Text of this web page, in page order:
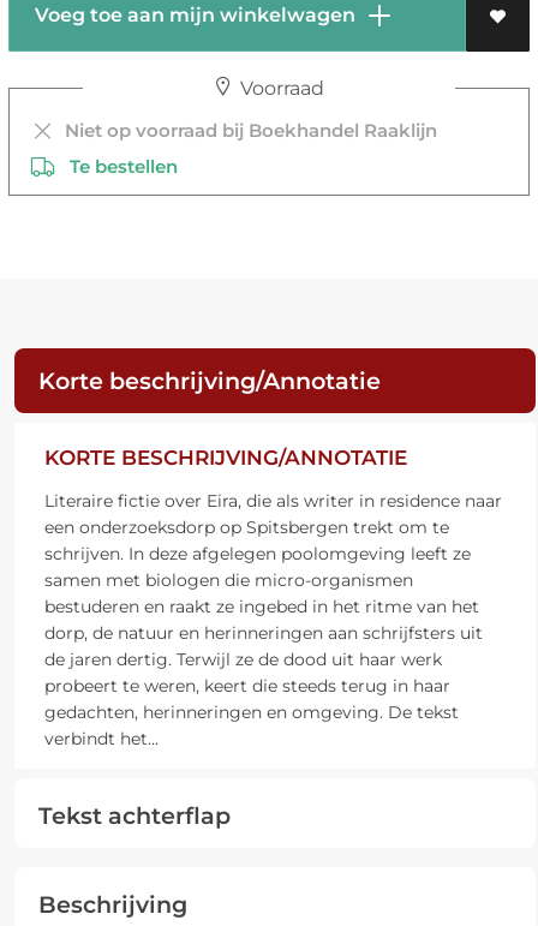
Voeg toe aan mijn winkelwagen
Voorraad
Niet op voorraad bij Boekhandel Raaklijn
Te bestellen
Korte beschrijving/Annotatie
KORTE BESCHRIJVING/ANNOTATIE
Literaire fictie over Eira, die als writer in residence naar
een onderzoeksdorp op Spitsbergen trekt om te
schrijven. In deze afgelegen poolomgeving leeft ze
samen met biologen die micro-organismen
bestuderen en raakt ze ingebed in het ritme van het
dorp, de natuur en herinneringen aan schrijfsters uit
de jaren dertig. Terwijl ze de dood uit haar werk
probeert te weren, keert die steeds terug in haar
gedachten, herinneringen en omgeving. De tekst
verbindt het...
Tekst achterflap
Beschrijving